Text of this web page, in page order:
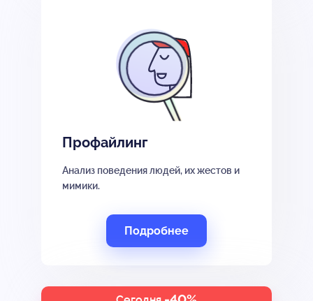
Профайлинг
Анализ поведения людей, их жестов и
мимики.
Подробнее